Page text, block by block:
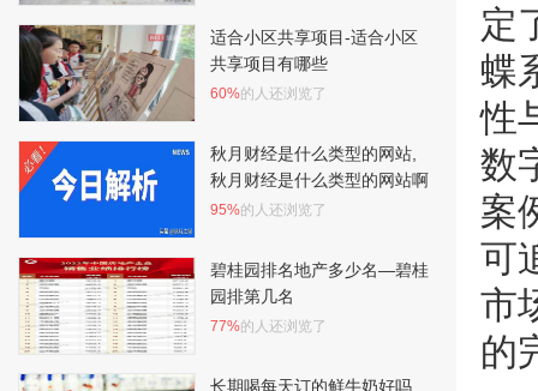
定
蝶
性
数
案
可
市
的
适合小区共享项目-适合小区
共享项目有哪些
60%的人还浏览了
秋月财经是什么类型的网站,
秋月财经是什么类型的网站啊
95%的人还浏览了
碧桂园排名地产多少名—碧桂
园排第几名
77%的人还浏览了
长期喝每天订的鲜牛奶好吗_